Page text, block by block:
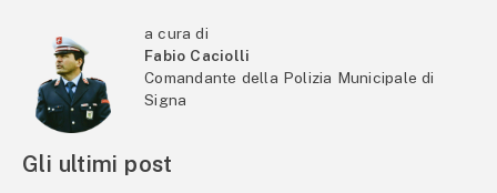
a cura di
Fabio Caciolli
Comandante della Polizia Municipale di
Signa
Gli ultimi post